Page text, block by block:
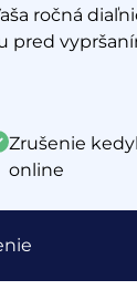
ročná
pred
Zrušenie
online